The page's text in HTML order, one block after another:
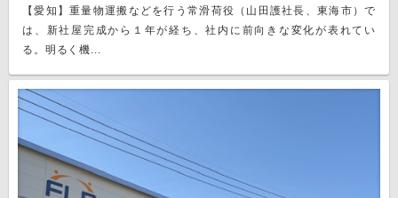
【愛知】重量物運搬などを行う常滑荷役（山田護社長、東海市）で
は、新社屋完成から１年が経ち、社内に前向きな変化が表れてい
る。明るく機...